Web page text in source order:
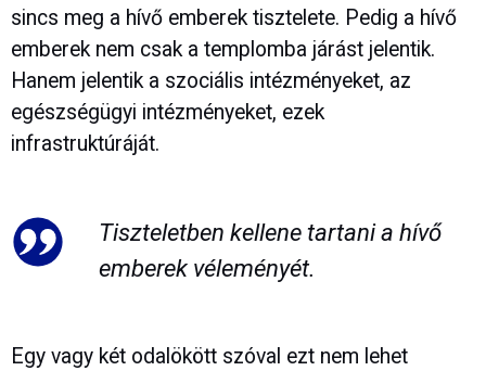
sincs meg a hívő emberek tisztelete. Pedig a hívő
emberek nem csak a templomba járást jelentik.
Hanem jelentik a szociális intézményeket, az
egészségügyi intézményeket, ezek
infrastruktúráját.
Tiszteletben kellene tartani a hívő
emberek véleményét.
Egy vagy két odalökött szóval ezt nem lehet